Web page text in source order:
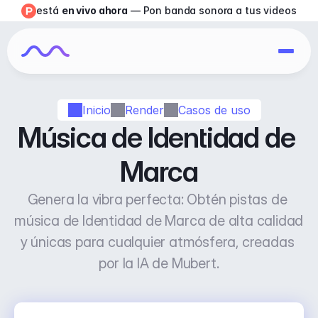
Inicio Render Casos de uso
Música de Identidad de
Marca
Genera la vibra perfecta: Obtén pistas de
música de Identidad de Marca de alta calidad
y únicas para cualquier atmósfera, creadas
por la IA de Mubert.
está en vivo ahora — Pon banda sonora a tus videos